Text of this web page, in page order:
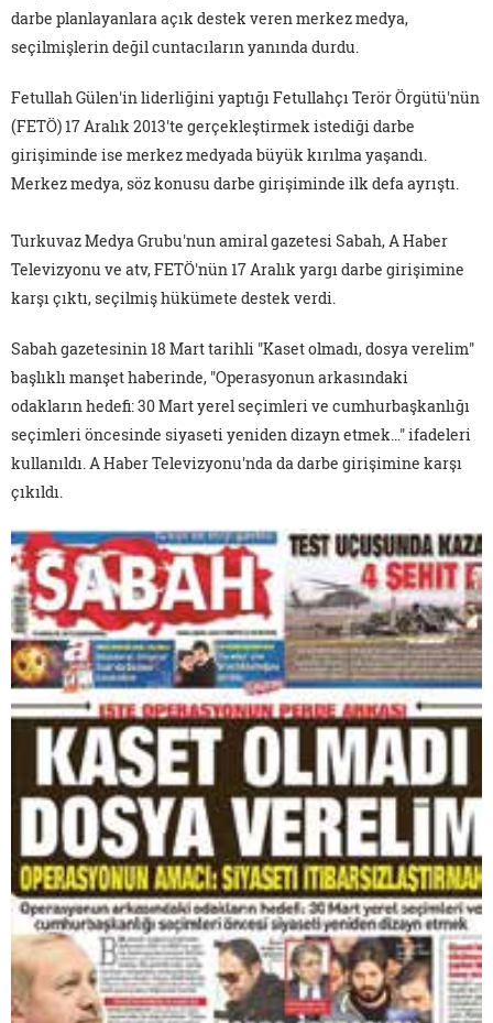
darbe planlayanlara açık destek veren merkez medya,
seçilmişlerin değil cuntacıların yanında durdu.
Fetullah Gülen'in liderliğini yaptığı Fetullahçı Terör Örgütü'nün
(FETÖ) 17 Aralık 2013'te gerçekleştirmek istediği darbe
girişiminde ise merkez medyada büyük kırılma yaşandı.
Merkez medya, söz konusu darbe girişiminde ilk defa ayrıştı.
Turkuvaz Medya Grubu'nun amiral gazetesi Sabah, A Haber
Televizyonu ve atv, FETÖ'nün 17 Aralık yargı darbe girişimine
karşı çıktı, seçilmiş hükümete destek verdi.
Sabah gazetesinin 18 Mart tarihli "Kaset olmadı, dosya verelim"
başlıklı manşet haberinde, "Operasyonun arkasındaki
odakların hedefi: 30 Mart yerel seçimleri ve cumhurbaşkanlığı
seçimleri öncesinde siyaseti yeniden dizayn etmek…" ifadeleri
kullanıldı. A Haber Televizyonu'nda da darbe girişimine karşı
çıkıldı.